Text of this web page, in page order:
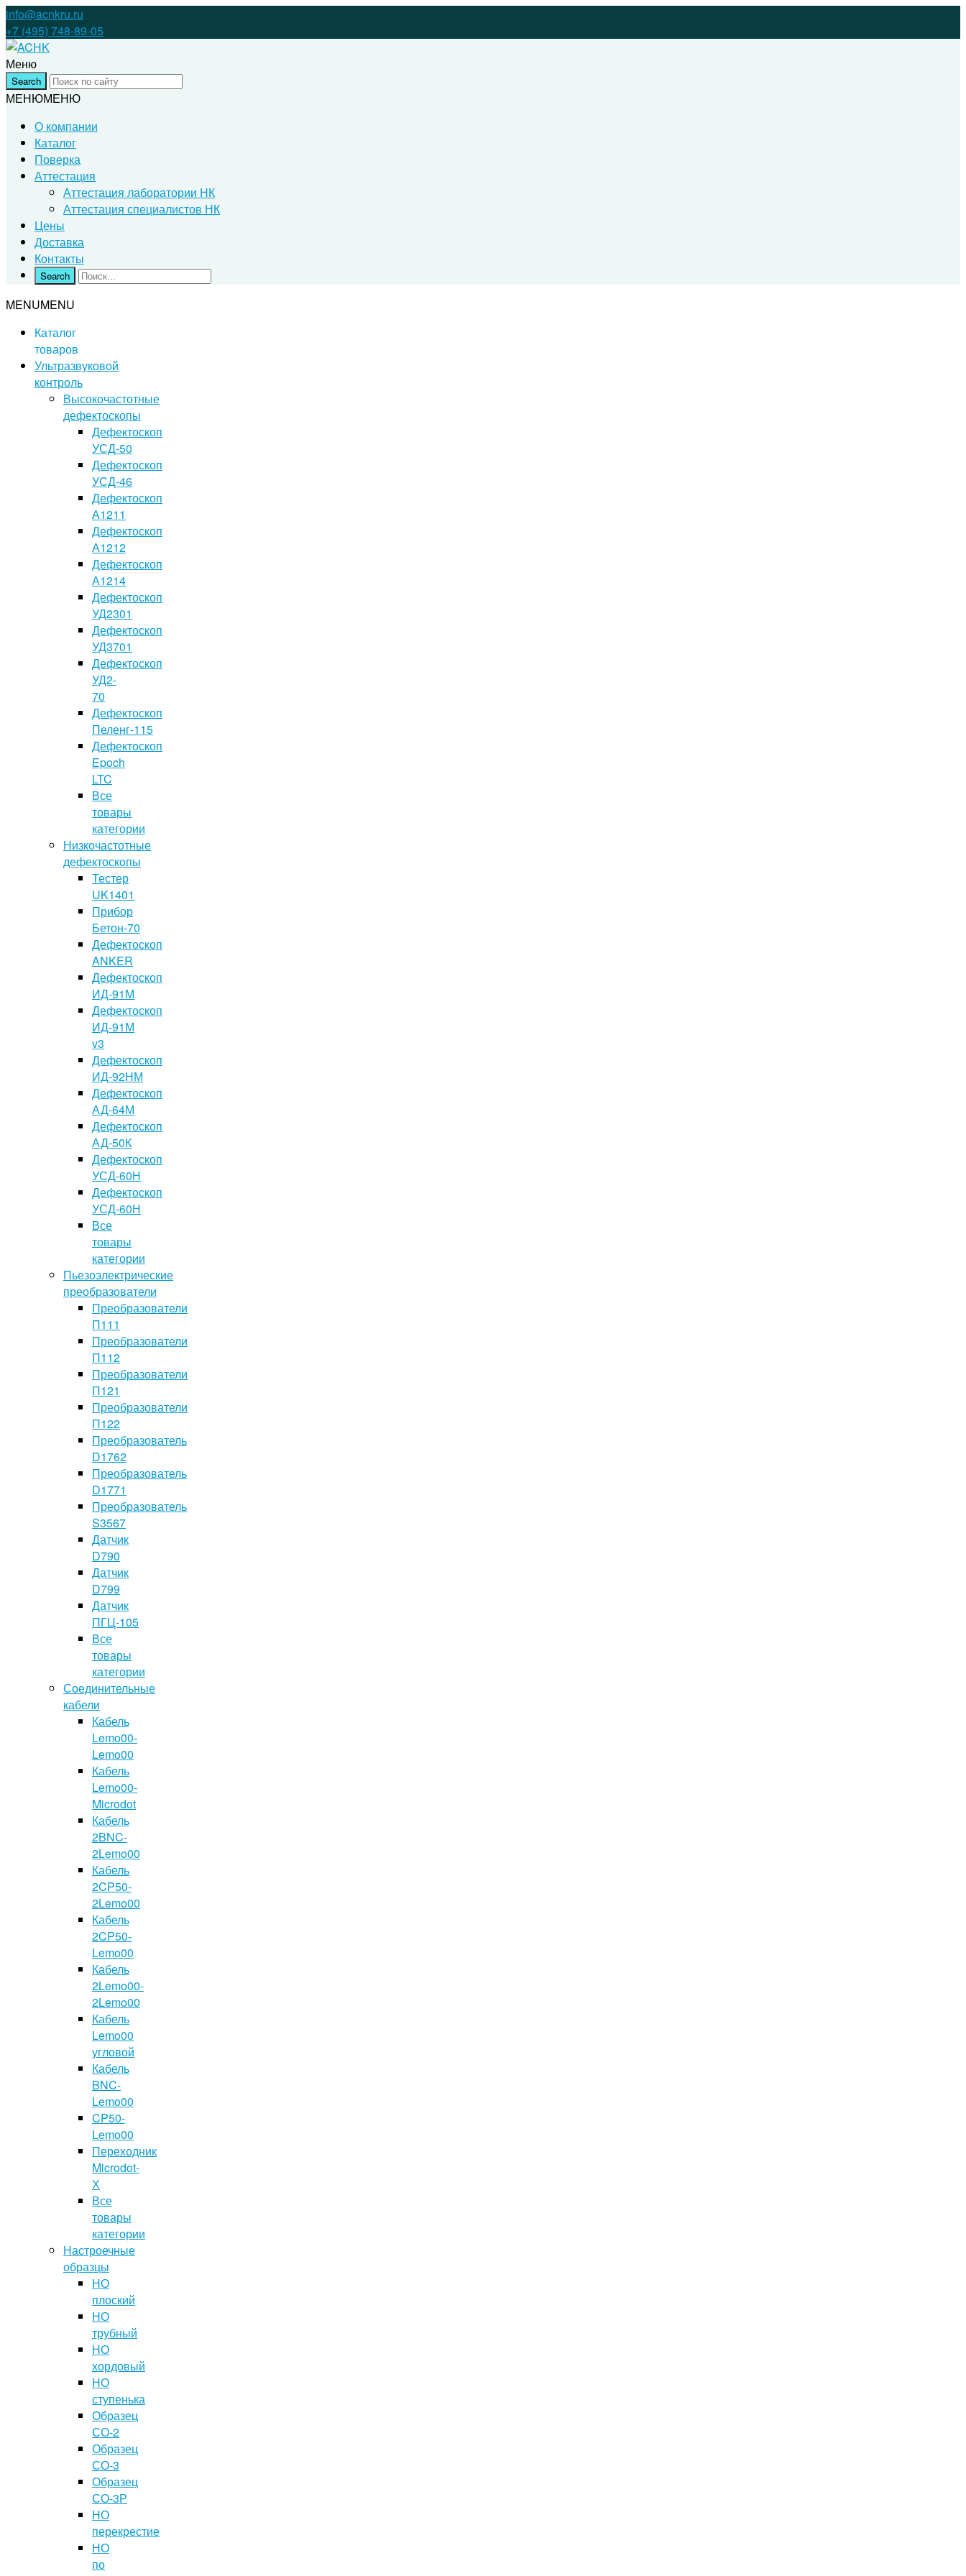
info@acnkru.ru
+7 (495) 748-89-05
Меню
МЕНЮМЕНЮ
О компании
Каталог
Поверка
Аттестация
Аттестация лаборатории НК
Аттестация специалистов НК
Цены
Доставка
Контакты
MENUMENU
Каталог
товаров
Ультразвуковой
контроль
Высокочастотные
дефектоскопы
Дефектоскоп
УСД-50
Дефектоскоп
УСД-46
Дефектоскоп
А1211
Дефектоскоп
А1212
Дефектоскоп
А1214
Дефектоскоп
УД2301
Дефектоскоп
УД3701
Дефектоскоп
УД2-
70
Дефектоскоп
Пеленг-115
Дефектоскоп
Epoch
LTC
Все
товары
категории
Низкочастотные
дефектоскопы
Тестер
UK1401
Прибор
Бетон-70
Дефектоскоп
ANKER
Дефектоскоп
ИД-91М
Дефектоскоп
ИД-91М
v3
Дефектоскоп
ИД-92НМ
Дефектоскоп
АД-64М
Дефектоскоп
АД-50К
Дефектоскоп
УСД-60Н
Дефектоскоп
УСД-60Н
Все
товары
категории
Пьезоэлектрические
преобразователи
Преобразователи
П111
Преобразователи
П112
Преобразователи
П121
Преобразователи
П122
Преобразователь
D1762
Преобразователь
D1771
Преобразователь
S3567
Датчик
D790
Датчик
D799
Датчик
ПГЦ-105
Все
товары
категории
Соединительные
кабели
Кабель
Lemo00-
Lemo00
Кабель
Lemo00-
Microdot
Кабель
2BNC-
2Lemo00
Кабель
2CP50-
2Lemo00
Кабель
2CP50-
Lemo00
Кабель
2Lemo00-
2Lemo00
Кабель
Lemo00
угловой
Кабель
BNC-
Lemo00
CP50-
Lemo00
Переходник
Microdot-
Х
Все
товары
категории
Настроечные
образцы
НО
плоский
НО
трубный
НО
хордовый
НО
ступенька
Образец
СО-2
Образец
СО-3
Образец
СО-3Р
НО
перекрестие
НО
по